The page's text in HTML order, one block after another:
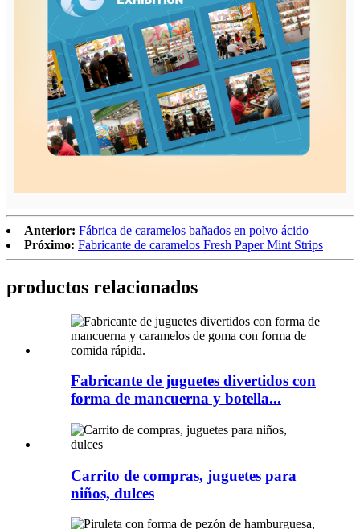
Anterior: Fábrica de caramelos bañados en polvo ácido
Próximo: Fabricante de caramelos Fresh Paper Mint Strips
productos relacionados
Fabricante de juguetes divertidos con
forma de mancuerna y botella...
Carrito de compras, juguetes para
niños, dulces